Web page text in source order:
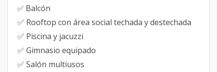
✅ Balcón
✅ Rooftop con área social techada y destechada
✅ Piscina y jacuzzi
✅ Gimnasio equipado
✅ Salón multiusos